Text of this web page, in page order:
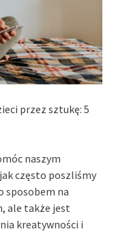
przez sztukę: 5
naszym
często poszliśmy
sposobem na
ale także jest
kreatywności i